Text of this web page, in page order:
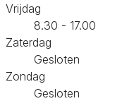
Vrijdag
8.30 - 17.00
Zaterdag
Gesloten
Zondag
Gesloten